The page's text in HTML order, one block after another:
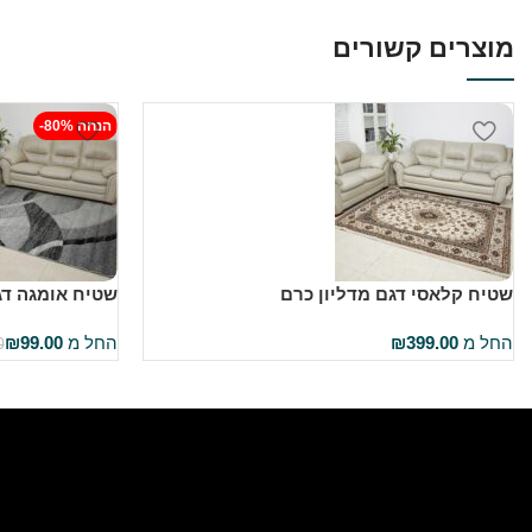
מוצרים קשורים
שטיח קלאסי דגם מדליון כרם
החל מ ₪399.00
-80% הנחה
שטיח אומגה
החל מ ₪99.00